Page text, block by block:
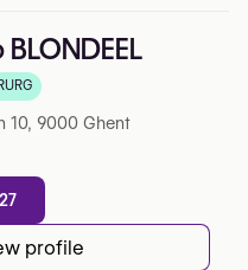
10, 9000 Ghent
profile